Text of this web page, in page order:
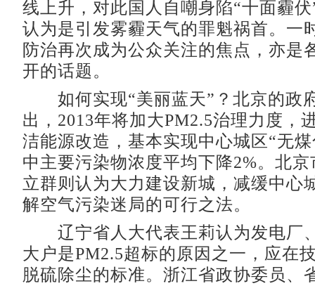
线上升，对此国人自嘲身陷“十面霾
认为是引发雾霾天气的罪魁祸首。一
防治再次成为公众关注的焦点，亦是
开的话题。
如何实现“美丽蓝天”？北京的政
出，2013年将加大PM2.5治理力度，
洁能源改造，基本实现中心城区“无
中主要污染物浓度平均下降2%。北
立群则认为大力建设新城，减缓中心
解空气污染迷局的可行之法。
辽宁省人大代表王莉认为发电厂
大户是PM2.5超标的原因之一，应在
脱硫除尘的标准。浙江省政协委员、